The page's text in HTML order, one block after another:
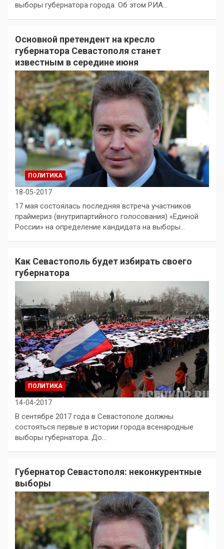
выборы губернатора города. Об этом РИА…
Основной претендент на кресло
губернатора Севастополя станет
известным в середине июня
ПОЛИТИКА
18-05-2017
17 мая состоялась последняя встреча участников
праймериз (внутрипартийного голосования) «Единой
России» на определение кандидата на выборы…
Как Севастополь будет избирать своего
губернатора
ПОЛИТИКА
14-04-2017
В сентябре 2017 года в Севастополе должны
состояться первые в истории города всенародные
выборы губернатора. До…
Губернатор Севастополя: неконкурентные
выборы